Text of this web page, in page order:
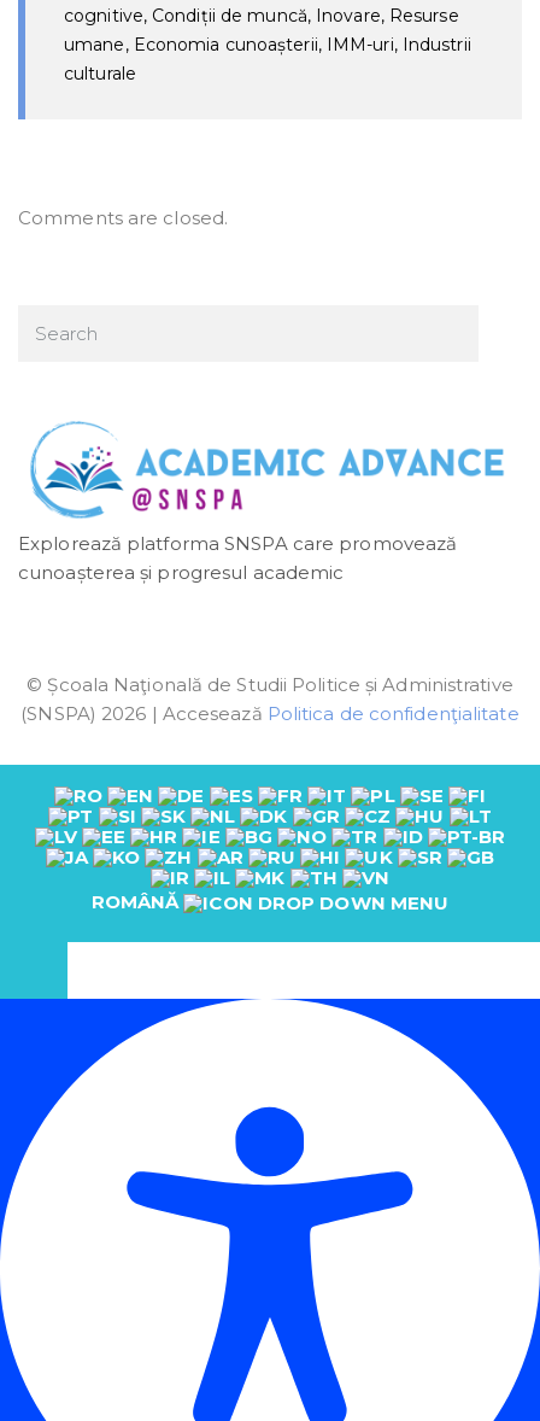
cognitive, Condiții de muncă, Inovare, Resurse
umane, Economia cunoașterii, IMM-uri, Industrii
culturale
Comments are closed.
Explorează platforma SNSPA care promovează
cunoașterea și progresul academic
© Școala Naţională de Studii Politice și Administrative
(SNSPA) 2026 | Accesează Politica de confidenţialitate
ROMÂNĂ